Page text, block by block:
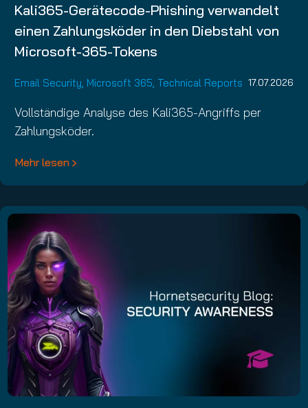
Kali365-Gerätecode-Phishing verwandelt
einen Zahlungsköder in den Diebstahl von
Microsoft-365-Tokens
Email Security Microsoft 365 Technical Reports 17.07.2026
Vollständige Analyse des Kali365-Angriffs per
Zahlungsköder.
Mehr lesen